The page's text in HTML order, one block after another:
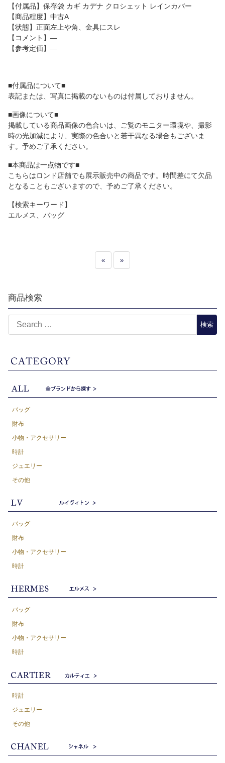
【付属品】保存袋 カギ カデナ クロシェット レインカバー
【商品程度】中古A
【状態】正面左上や角、金具にスレ
【コメント】―
【参考定価】―
■付属品について■
表記または、写真に掲載のないものは付属しておりません。
■画像について■
掲載している商品画像の色合いは、ご覧のモニター環境や、撮影
時の光加減により、実際の色合いと若干異なる場合もございま
す。予めご了承ください。
■本商品は一点物です■
こちらはロンド店舗でも展示販売中の商品です。時間差にて欠品
となることもございますので、予めご了承ください。
【検索キーワード】
エルメス、バッグ
« »
商品検索
バッグ
財布
小物・アクセサリー
時計
ジュエリー
その他
バッグ
財布
小物・アクセサリー
時計
バッグ
財布
小物・アクセサリー
時計
時計
ジュエリー
その他